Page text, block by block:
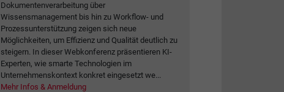
Dokumentenverarbeitung über
Wissensmanagement bis hin zu Workflow- und
Prozessunterstützung zeigen sich neue
Möglichkeiten, um Effizienz und Qualität deutlich zu
steigern. In dieser Webkonferenz präsentieren KI-
Experten, wie smarte Technologien im
Unternehmenskontext konkret eingesetzt we...
Mehr Infos & Anmeldung